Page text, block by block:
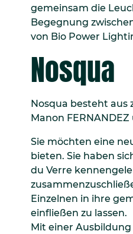
gemeinsam die
Begegnung
von Bio Power
Nosqua
Nosqua besteht aus
Manon
Sie möchten eine
bieten. Sie haben
du Verre
Einzelnen in ihre
einfließen zu lassen.
Mit einer